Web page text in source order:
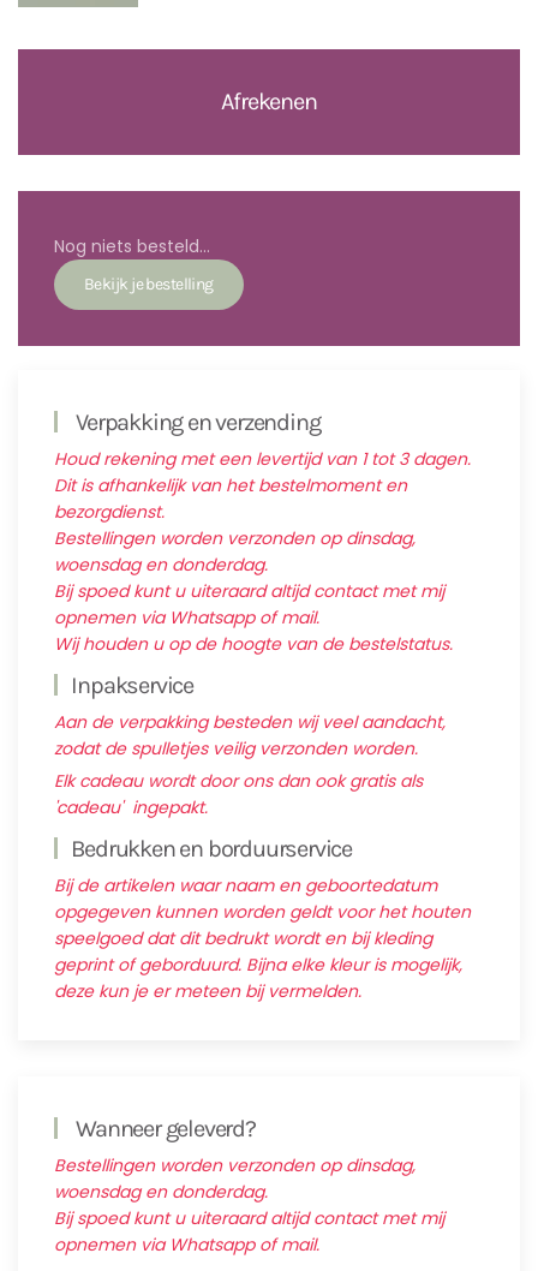
Afrekenen
Nog niets besteld...
Verpakking en verzending
Houd rekening met een levertijd van 1 tot 3 dagen.
Dit is afhankelijk van het bestelmoment en
bezorgdienst.
Bestellingen worden verzonden op dinsdag,
woensdag en donderdag.
Bij spoed kunt u uiteraard altijd contact met mij
opnemen via Whatsapp of mail.
Wij houden u op de hoogte van de bestelstatus.
Inpakservice
Aan de verpakking besteden wij veel aandacht,
zodat de spulletjes veilig verzonden worden.
Elk cadeau wordt door ons dan ook gratis als
'cadeau' ingepakt.
Bedrukken en borduurservice
Bij de artikelen waar naam en geboortedatum
opgegeven kunnen worden geldt voor het houten
speelgoed dat dit bedrukt wordt en bij kleding
geprint of geborduurd. Bijna elke kleur is mogelijk,
deze kun je er meteen bij vermelden.
Wanneer geleverd?
Bestellingen worden verzonden op dinsdag,
woensdag en donderdag.
Bij spoed kunt u uiteraard altijd contact met mij
opnemen via Whatsapp of mail.